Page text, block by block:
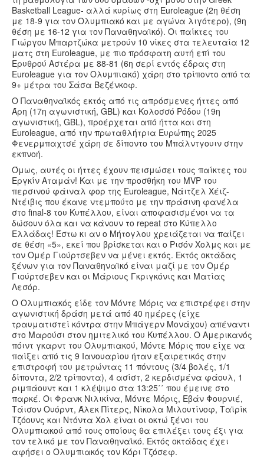
Basketball League- αλλά κυρίως στη Euroleague (2η θέση
με 18-9 για τον Ολυμπιακό και με αγώνα λιγότερο), (9η
θέση με 16-12 για τον Παναθηναϊκό). Οι παίκτες του
Γιώργου Μπαρτζώκα μετρούν 10 νίκες στα τελευταία 12
ματς στη Euroleague, με πιο πρόσφατη αυτή επί του
Ερυθρού Αστέρα με 88-81 (6η σερί εντός έδρας στη
Euroleague για τον Ολυμπιακό) χάρη στο τρίποντο από τα
9+ μέτρα του Σάσα Βεζένκοφ.
Ο Παναθηναϊκός εκτός από τις απρόσμενες ήττες από
Άρη (17η αγωνιστική, GBL) και Κολοσσό Ρόδου (19η
αγωνιστική, GBL), προέρχεται από ήττα και στη
Euroleague, από την πρωταθλήτρια Ευρώπης 2025
Φενερμπαχτσέ χάρη σε δίποντο του Μπάλντγουιν στην
εκπνοή.
Όμως, αυτές οι ήττες έχουν πεισμώσει τους παίκτες του
Εργκίν Αταμάν! Και με την προσθήκη του MVP του
περσινού φάιναλ φορ της Euroleague, Νάιτζελ Χέιζ-
Ντέιβις που έκανε ντεμπούτο με την πράσινη φανέλα
στο final-8 του Κυπέλλου, είναι αποφασισμένοι να τα
δώσουν όλα και να κάνουν το repeat στο Κύπελλο
Ελλάδας! Έστω κι αν ο Μήτογλου χρειάζεται να παίζει
σε θέση «5», εκεί που βρίσκεται και ο Ρισόν Χολμς και με
τον Ομέρ Γιούρτσεβεν να μένει εκτός. Εκτός οκτάδας
ξένων για τον Παναθηναϊκό είναι μαζί με τον Ομέρ
Γιούρτσεβεν και οι Μάριους Γκριγκόνις και Ματίας
Λεσόρ.
Ο Ολυμπιακός είδε τον Μόντε Μόρις να επιστρέφει στην
αγωνιστική δράση μετά από 40 ημέρες (είχε
τραυματιστεί κόντρα στην Μπάγερν Μονάχου) απέναντι
στο Μαρούσι στον ημιτελικό του Κυπέλλου. Ο Αμερικανός
πόιντ γκαρντ του Ολυμπιακού, Μόντε Μόρις που είχε να
παίξει από τις 9 Ιανουαρίου ήταν εξαιρετικός στην
επιστροφή του μετρώντας 11 πόντους (3/4 βολές, 1/1
δίποντα, 2/2 τρίποντα), 4 ασίστ, 2 κερδισμένα φάουλ, 1
ριμπάουντ και 1 κλέψιμο στα 13:25΄΄ που έμεινε στο
παρκέ. Οι Φρανκ Νιλικίνα, Μόντε Μόρις, Εβάν Φουρνιέ,
Τάισον Ουόρντ, Άλεκ Πίτερς, Νίκολα Μιλουτίνοφ, Ταϊρίκ
Τζόουνς και Ντόντα Χολ είναι οι οκτώ ξένοι του
Ολυμπιακού από τους οποίους θα επιλέξει τους έξι για
τον τελικό με τον Παναθηναϊκό. Εκτός οκτάδας έχει
αφήσει ο Ολυμπιακός τον Κόρι Τζόσεφ.